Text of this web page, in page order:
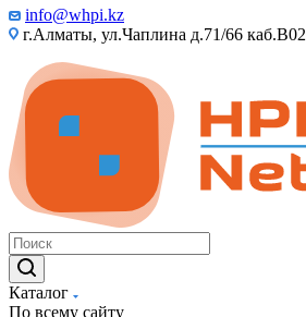
info@whpi.kz
г.Алматы, ул.Чаплина д.71/66 каб.B02
Каталог
По всему сайту